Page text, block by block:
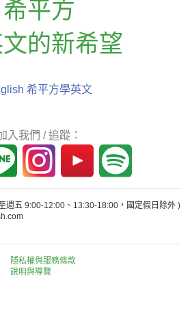
希平方
的新希望
希平方學英文
入我們 / 追蹤：
週五 9:00-12:00、13:30-18:00，國定假日除外 )
隱私權與服務條款
說明與導覽